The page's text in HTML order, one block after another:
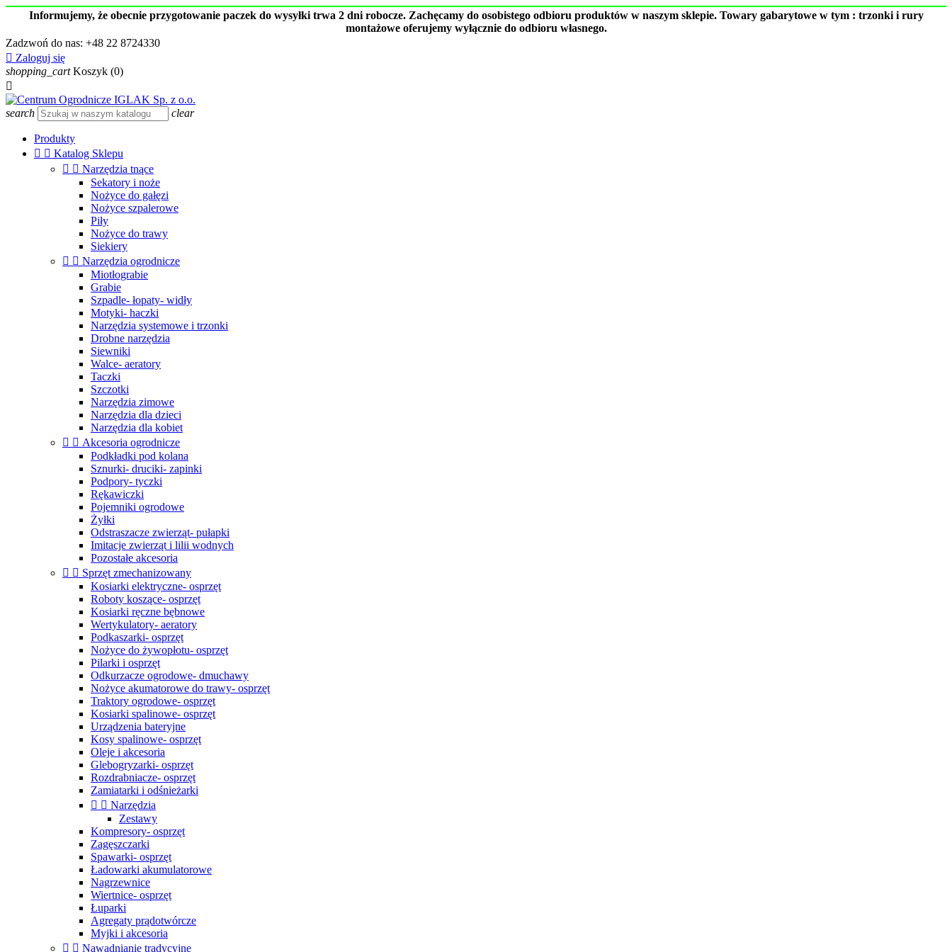
Informujemy, że obecnie przygotowanie paczek do wysyłki trwa 2 dni robocze. Zachęcamy do osobistego odbioru produktów w naszym sklepie. Towary gabarytowe w tym : trzonki i rury
montażowe oferujemy wyłącznie do odbioru własnego.
Zadzwoń do nas: +48 22 8724330
 Zaloguj się
shopping_cart Koszyk (0)

search clear
Produkty
  Katalog Sklepu
  Narzędzia tnące
Sekatory i noże
Nożyce do gałęzi
Nożyce szpalerowe
Piły
Nożyce do trawy
Siekiery
  Narzędzia ogrodnicze
Miotłograbie
Grabie
Szpadle- łopaty- widły
Motyki- haczki
Narzędzia systemowe i trzonki
Drobne narzędzia
Siewniki
Walce- aeratory
Taczki
Szczotki
Narzędzia zimowe
Narzędzia dla dzieci
Narzędzia dla kobiet
  Akcesoria ogrodnicze
Podkładki pod kolana
Sznurki- druciki- zapinki
Podpory- tyczki
Rękawiczki
Pojemniki ogrodowe
Żyłki
Odstraszacze zwierząt- pułapki
Imitacje zwierząt i lilii wodnych
Pozostałe akcesoria
  Sprzęt zmechanizowany
Kosiarki elektryczne- osprzęt
Roboty koszące- osprzęt
Kosiarki ręczne bębnowe
Wertykulatory- aeratory
Podkaszarki- osprzęt
Nożyce do żywopłotu- osprzęt
Pilarki i osprzęt
Odkurzacze ogrodowe- dmuchawy
Nożyce akumatorowe do trawy- osprzęt
Traktory ogrodowe- osprzęt
Kosiarki spalinowe- osprzęt
Urządzenia bateryjne
Kosy spalinowe- osprzęt
Oleje i akcesoria
Glebogryzarki- osprzęt
Rozdrabniacze- osprzęt
Zamiatarki i odśnieżarki
  Narzędzia
Zestawy
Kompresory- osprzęt
Zagęszczarki
Spawarki- osprzęt
Ładowarki akumulatorowe
Nagrzewnice
Wiertnice- osprzęt
Łuparki
Agregaty prądotwórcze
Myjki i akcesoria
  Nawadnianie tradycyjne